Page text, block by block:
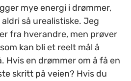
mye energi i drømmer,
så urealistiske. Jeg
fra hverandre, men prøver
kan bli et reelt mål å
Hvis en drømmer om å få en
skritt på veien? Hvis du